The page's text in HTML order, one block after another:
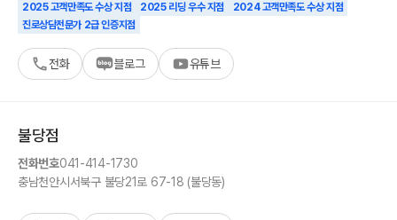
2025 고객만족도 수상 지점 2025 리딩 우수 지점
2024 고객만족도 수상 지점
진로상담전문가 2급 인증지점
전화 블로그 유튜브
불당점
전화번호041-414-1730
충남천안시 서북구 불당21로 67-18 (불당동)